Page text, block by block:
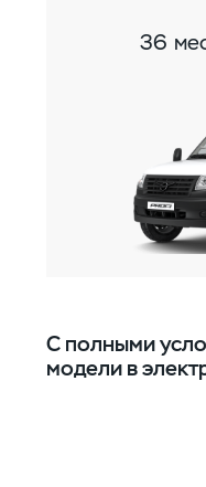
36
С полными
модели в